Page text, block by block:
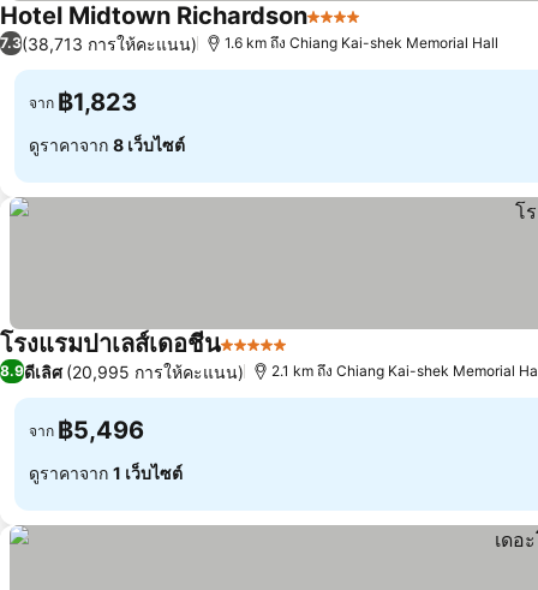
Hotel Midtown Richardson4 ดาว
7.3(38,713 การให้คะแนน) 1.6 km ถึง Chiang Kai-shek Memorial Hall
จาก ฿1,823
ดูราคาจาก 8 เว็บไซต์
โรงแรมปาเลส์เดอชีน5 ดาว
8.9ดีเลิศ (20,995 การให้คะแนน) 2.1 km ถึง Chiang Kai-shek Memorial
จาก ฿5,496
ดูราคาจาก 1 เว็บไซต์